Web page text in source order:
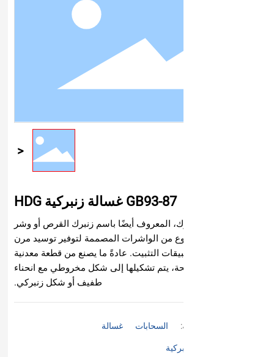
المعروف أيضًا باسم زنبرك القرص أو وشر
من الواشرات المصممة لتوفير توسيد مرن
التثبيت. عادةً ما يصنع من قطعة معدنية
يتم تشكيلها إلى شكل مخروطي مع انحناء